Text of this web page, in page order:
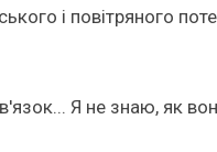
і повітряного
Я не знаю,